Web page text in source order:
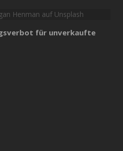
Henman auf Unsplash
für unverkaufte